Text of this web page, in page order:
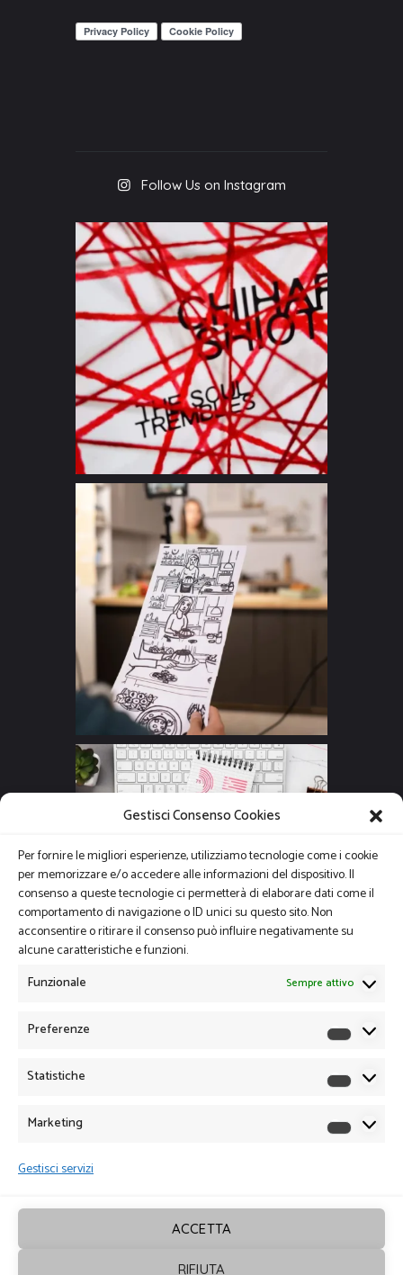
Gestisci Consenso Cookies
Per fornire le migliori esperienze, utilizziamo tecnologie come i cookie
per memorizzare e/o accedere alle informazioni del dispositivo. Il
consenso a queste tecnologie ci permetterà di elaborare dati come il
comportamento di navigazione o ID unici su questo sito. Non
acconsentire o ritirare il consenso può influire negativamente su
alcune caratteristiche e funzioni.
Funzionale
Sempre attivo
Preferenze
Statistiche
Marketing
Gestisci servizi
ACCETTA
RIFIUTA
Follow Us on Instagram